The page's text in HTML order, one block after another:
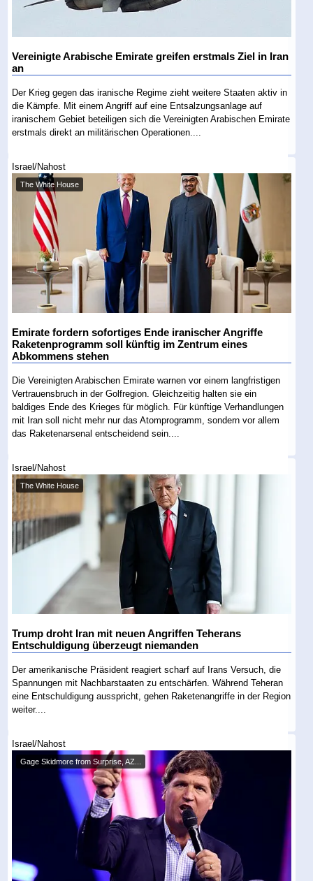
Vereinigte Arabische Emirate greifen erstmals Ziel in Iran
an
Der Krieg gegen das iranische Regime zieht weitere Staaten aktiv in
die Kämpfe. Mit einem Angriff auf eine Entsalzungsanlage auf
iranischem Gebiet beteiligen sich die Vereinigten Arabischen Emirate
erstmals direkt an militärischen Operationen....
Israel/Nahost
The White House
Emirate fordern sofortiges Ende iranischer Angriffe
Raketenprogramm soll künftig im Zentrum eines
Abkommens stehen
Die Vereinigten Arabischen Emirate warnen vor einem langfristigen
Vertrauensbruch in der Golfregion. Gleichzeitig halten sie ein
baldiges Ende des Krieges für möglich. Für künftige Verhandlungen
mit Iran soll nicht mehr nur das Atomprogramm, sondern vor allem
das Raketenarsenal entscheidend sein....
Israel/Nahost
The White House
Trump droht Iran mit neuen Angriffen Teherans
Entschuldigung überzeugt niemanden
Der amerikanische Präsident reagiert scharf auf Irans Versuch, die
Spannungen mit Nachbarstaaten zu entschärfen. Während Teheran
eine Entschuldigung ausspricht, gehen Raketenangriffe in der Region
weiter....
Israel/Nahost
Gage Skidmore from Surprise, AZ...